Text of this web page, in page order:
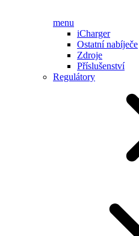
menu
iCharger
Ostatní nabíječe
Zdroje
Příslušenství
Regulátory